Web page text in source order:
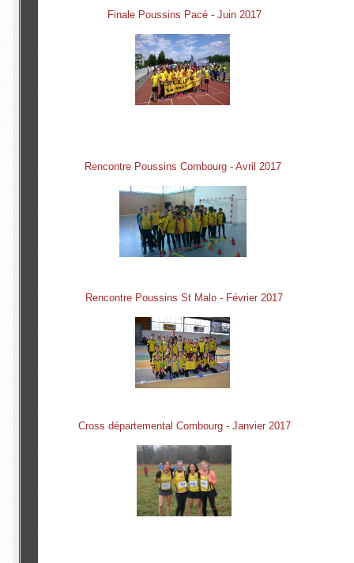
Finale Poussins Pacé - Juin 2017
Rencontre Poussins Combourg - Avril 2017
Rencontre Poussins St Malo - Février 2017
Cross départemental Combourg - Janvier 2017